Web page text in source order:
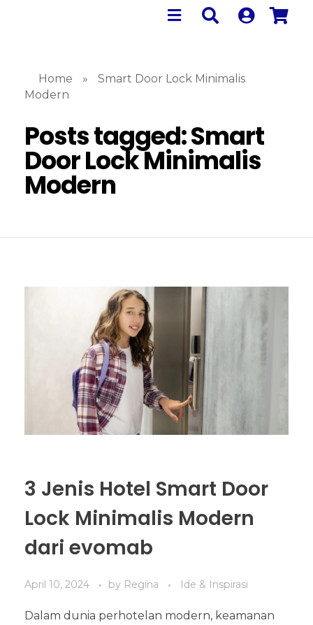
Home »
Smart Door Lock Minimalis
Modern
Posts tagged: Smart
Door Lock Minimalis
Modern
3 Jenis Hotel Smart Door
Lock Minimalis Modern
dari evomab
April 10, 2024 by Regina Ide & Inspirasi
Dalam dunia perhotelan modern, keamanan